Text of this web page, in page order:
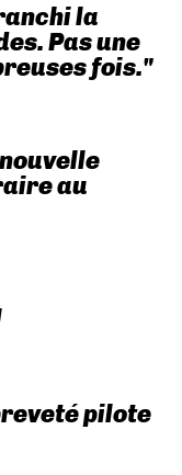
la
Pas une
fois."
au
pilote